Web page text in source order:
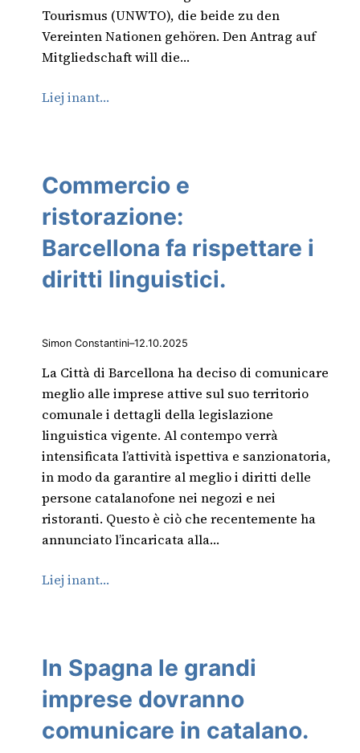
Tourismus (UNWTO), die beide zu den
Vereinten Nationen gehören. Den Antrag auf
Mitgliedschaft will die…
Liej inant…
Commercio e
ristorazione:
Barcellona fa rispettare i
diritti linguistici.
Simon Constantini–12.10.2025
La Città di Barcellona ha deciso di comunicare
meglio alle imprese attive sul suo territorio
comunale i dettagli della legislazione
linguistica vigente. Al contempo verrà
intensificata l’attività ispettiva e sanzionatoria,
in modo da garantire al meglio i diritti delle
persone catalanofone nei negozi e nei
ristoranti. Questo è ciò che recentemente ha
annunciato l’incaricata alla…
Liej inant…
In Spagna le grandi
imprese dovranno
comunicare in catalano.